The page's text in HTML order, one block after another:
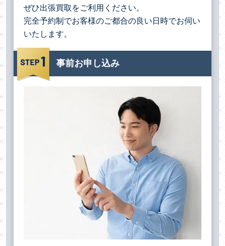
ぜひ出張買取をご利用ください。
完全予約制でお客様のご都合の良い日時でお伺い
いたします。
事前お申し込み